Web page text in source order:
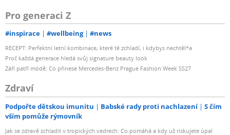
Pro generaci Z
#inspirace #wellbeing #news
RECEPT: Perfektní letní kombinace, které tě zchladí, i kdybys nechtěl*a
Proč každá generace hledá svůj signature beauty look
Září patří módě: Co přinese Mercedes-Benz Prague Fashion Week SS27
Zdraví
Podpořte dětskou imunitu Babské rady proti nachlazení
S čím
vším pomůže rýmovník
Jak se zdravě zchladit v tropických vedrech: Co pomáhá a kdy už riskujete úpal